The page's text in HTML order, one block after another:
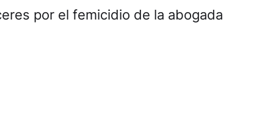
por el femicidio de la abogada